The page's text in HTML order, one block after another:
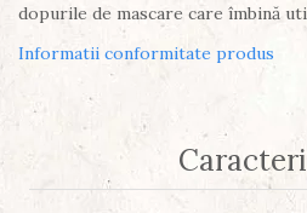
dopurile de mascare care îmbină
Informatii conformitate produs